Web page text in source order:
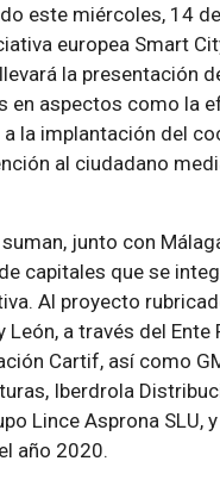
este miércoles, 14
europea Smart
la presentación
en aspectos como la
a la implantación del
al ciudadano
junto con
capitales que se
Al proyecto
León, a través del Ente
Cartif, así como
Iberdrola
Lince Asprona SLU,
año 2020.